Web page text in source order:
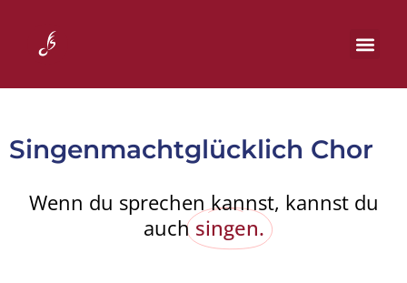
Singenmachtglücklich Chor
Wenn du sprechen kannst, kannst du
auch singen.